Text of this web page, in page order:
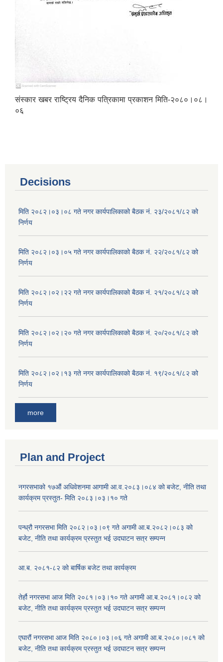
संस्कार खबर राष्ट्रिय दैनिक पत्रिकामा प्रकाशन मिति-२०८०।०८।
०६
Decisions
मिति २०८२।०३।०८ गते नगर कार्यपालिकाको बैठक नं. २३/२०८१/८२ को
निर्णय
मिति २०८२।०३।०५ गते नगर कार्यपालिकाको बैठक नं. २२/२०८१/८२ को
निर्णय
मिति २०८२।०२।२२ गते नगर कार्यपालिकाको बैठक नं. २१/२०८१/८२ को
निर्णय
मिति २०८२।०२।२० गते नगर कार्यपालिकाको बैठक नं. २०/२०८१/८२ को
निर्णय
मिति २०८२।०२।१३ गते नगर कार्यपालिकाको बैठक नं. १९/२०८१/८२ को
निर्णय
more
Plan and Project
नगरसभाको १७औं अधिवेशनमा आगामी आ.व.२०८३।०८४ को बजेट, नीति तथा
कार्यक्रम प्रस्तुत- मिति २०८३।०३।१० गते
पन्ध्रौ नगरसभा मिति २०८२।०३।०९ गते अगामी आ.ब.२०८२।०८३ को
बजेट, नीति तथा कार्यक्रम प्रस्तुत भई उदघाटन सत्र सम्पन्न
आ.ब. २०८१-८२ को बार्षिक बजेट तथा कार्यक्रम
तेर्हौ नगरसभा आज मिति २०८१।०३।१० गते अगामी आ.ब.२०८१।०८२ को
बजेट, नीति तथा कार्यक्रम प्रस्तुत भई उदघाटन सत्र सम्पन्न
एघारौं नगरसभा आज मिति २०८०।०३।०६ गते अगामी आ.ब.२०८०।०८१ को
बजेट, नीति तथा कार्यक्रम प्रस्तुत भई उदघाटन सत्र सम्पन्न